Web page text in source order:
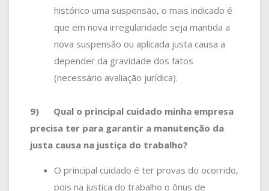
histórico uma suspensão, o mais indicado é
que em nova irregularidade seja mantida a
nova suspensão ou aplicada justa causa a
depender da gravidade dos fatos
(necessário avaliação jurídica).
9) Qual o principal cuidado minha empresa
precisa ter para garantir a manutenção da
justa causa na justiça do trabalho?
O principal cuidado é ter provas do ocorrido,
pois na justiça do trabalho o ônus de